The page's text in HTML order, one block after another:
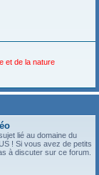
et de la nature
lié au domaine du
! Si vous avez de petits
à discuter sur ce forum.